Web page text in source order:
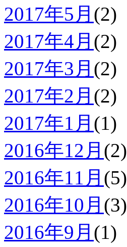
2017年5月 (2)
2017年4月 (2)
2017年3月 (2)
2017年2月 (2)
2017年1月 (1)
2016年12月 (2)
2016年11月 (5)
2016年10月 (3)
2016年9月 (1)